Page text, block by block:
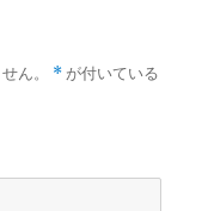
ん。 * が付いている